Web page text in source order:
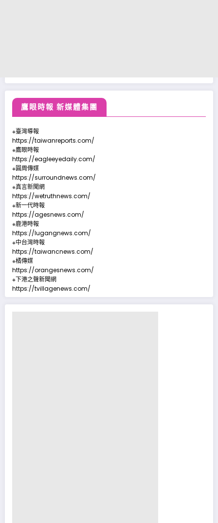
鷹眼時報 新媒體集團
※臺灣導報
https://taiwanreports.com/
※鷹眼時報
https://eagleeyedaily.com/
※圓周傳媒
https://surroundnews.com/
※真言新聞網
https://wetruthnews.com/
※新一代時報
https://agesnews.com/
※鹿港時報
https://lugangnews.com/
※中台灣時報
https://taiwancnews.com/
※橘傳媒
https://orangesnews.com/
※下港之聲新聞網
https://tvillagenews.com/